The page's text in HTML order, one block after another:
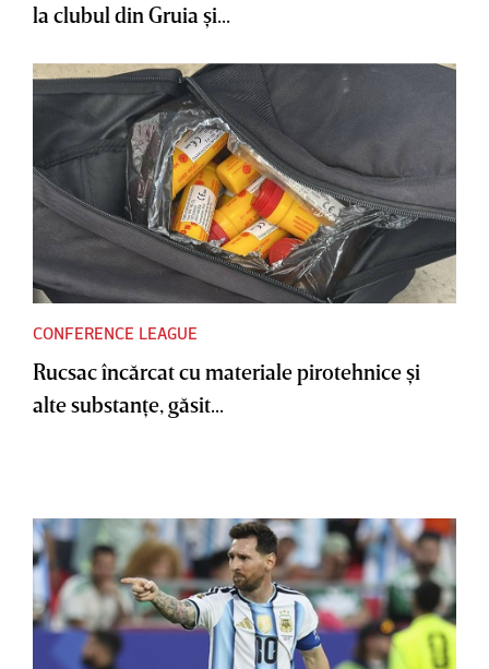
la clubul din Gruia şi...
CONFERENCE LEAGUE
Rucsac încărcat cu materiale pirotehnice şi
alte substanţe, găsit...